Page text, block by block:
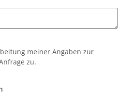
meiner Angaben zur
zu.